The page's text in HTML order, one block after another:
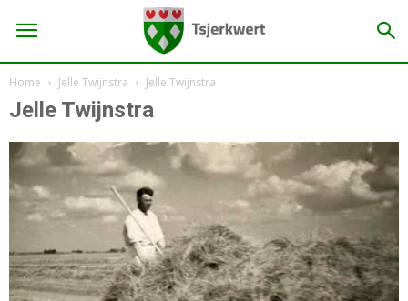
Home Jelle Twijnstra Jelle Twijnstra
Jelle Twijnstra